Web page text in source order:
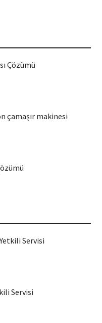
Çözümü
çamaşır makinesi
Servisi
Servisi